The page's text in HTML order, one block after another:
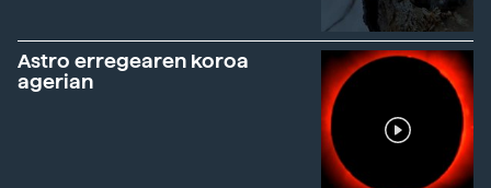
Astro erregearen koroa
agerian